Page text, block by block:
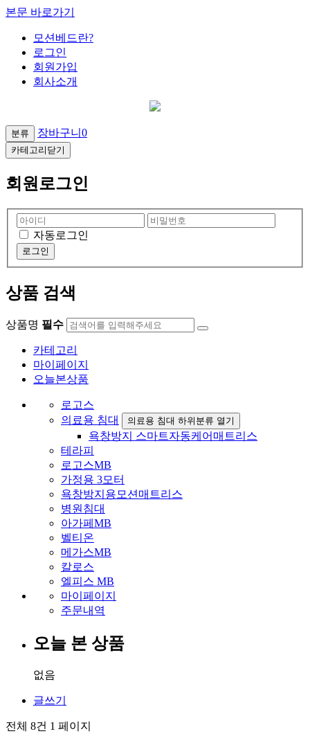
본문 바로가기
모션베드란?
로그인
회원가입
회사소개
분류 장바구니 0
카테고리닫기
회원로그인
자동로그인
상품 검색
상품명 필수
카테고리
마이페이지
오늘본상품
로고스
의료용 침대
의료용 침대 하위분류 열기
욕창방지 스마트자동케어매트리스
테라피
로고스MB
가정용 3모터
욕창방지용모션매트리스
병원침대
아가페MB
벨티온
메가스MB
칼로스
엘피스 MB
마이페이지
주문내역
오늘 본 상품
없음
글쓰기
전체 8건 1 페이지